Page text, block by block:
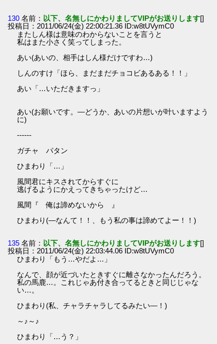
130 名前： 以下、名無しにかわりましてVIPがお送りします[]
投稿日：2011/06/24(金) 22:00:21.36 ID:w8tUVymC0
またしん様は意味のわからないことを言うと
私はまた小さく笑ってしまった。
あい(あいの、相手はしん様だけですわ…)
しんのすけ「ほら、まだまだチョコビあるある！！」
あい「…いただきますっ」
あい(お願いです。―どうか、あいの片想いが叶いますよう
に)
------
ガチャ パタン
ひまわり「…」
風間君にキスされてからすぐに
逃げるようにかえってきちゃったけど…
風間『 俺は諦めないから 』
ひまわり(―なんて！！、もう私の事は諦めてよー！！)
135 名前： 以下、名無しにかわりましてVIPがお送りします[]
投稿日：2011/06/24(金) 22:03:44.06 ID:w8tUVymC0
ひまわり「もう…やだよ…」
なんで、顔が近づいたときすぐに離さなかったんだろう。
私の馬鹿…。これじゃあ付き合ってるときと同じじゃな
い…。
ひまわり(私、チャラチャラしてるみたい―！)
～♪～♪
ひまわり「…う？」